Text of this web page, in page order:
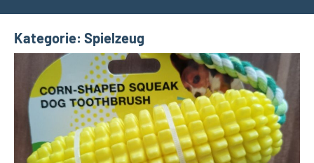
Kategorie: Spielzeug